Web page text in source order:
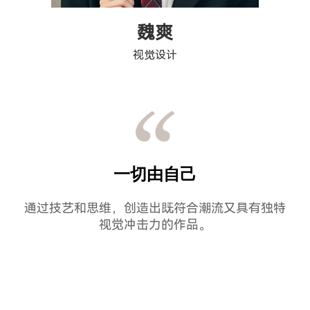
魏爽
视觉设计
一切由自己
通过技艺和思维，创造出既符合潮流又具有独特
视觉冲击力的作品。